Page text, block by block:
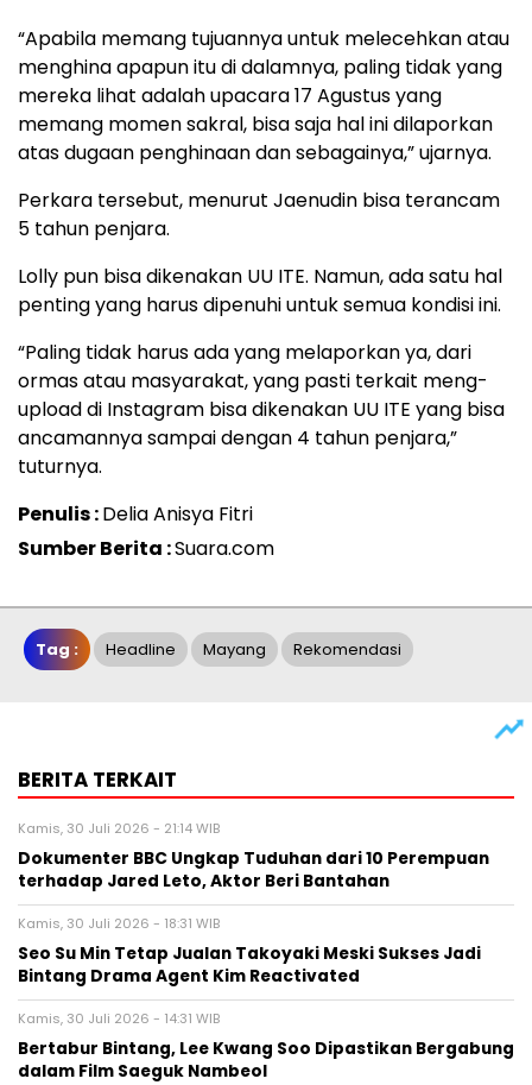
“Apabila memang tujuannya untuk melecehkan atau
menghina apapun itu di dalamnya, paling tidak yang
mereka lihat adalah upacara 17 Agustus yang
memang momen sakral, bisa saja hal ini dilaporkan
atas dugaan penghinaan dan sebagainya,” ujarnya.
Perkara tersebut, menurut Jaenudin bisa terancam
5 tahun penjara.
Lolly pun bisa dikenakan UU ITE. Namun, ada satu hal
penting yang harus dipenuhi untuk semua kondisi ini.
“Paling tidak harus ada yang melaporkan ya, dari
ormas atau masyarakat, yang pasti terkait meng-
upload di Instagram bisa dikenakan UU ITE yang bisa
ancamannya sampai dengan 4 tahun penjara,”
tuturnya.
Penulis :Delia Anisya Fitri
Sumber Berita :Suara.com
Tag : Headline Mayang Rekomendasi
BERITA TERKAIT
Kamis, 30 Juli 2026 - 21:14 WIB
Dokumenter BBC Ungkap Tuduhan dari 10 Perempuan
terhadap Jared Leto, Aktor Beri Bantahan
Kamis, 30 Juli 2026 - 18:31 WIB
Seo Su Min Tetap Jualan Takoyaki Meski Sukses Jadi
Bintang Drama Agent Kim Reactivated
Kamis, 30 Juli 2026 - 14:31 WIB
Bertabur Bintang, Lee Kwang Soo Dipastikan Bergabung
dalam Film Saeguk Nambeol